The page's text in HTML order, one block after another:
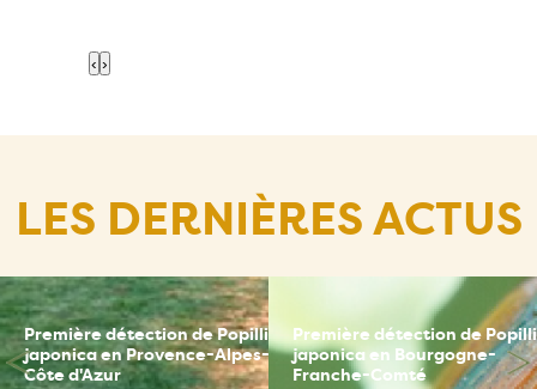
‹ ›
LES DERNIÈRES ACTUS
Première détection de Popillia
japonica en Provence-Alpes-
Côte d'Azur
Première détection de
japonica en Bourgogne-
Franche-Comté